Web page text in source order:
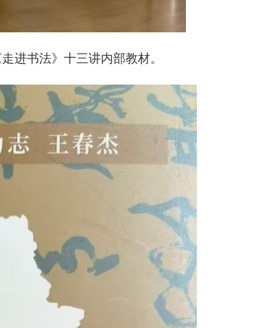
书法》十三讲内部教材。